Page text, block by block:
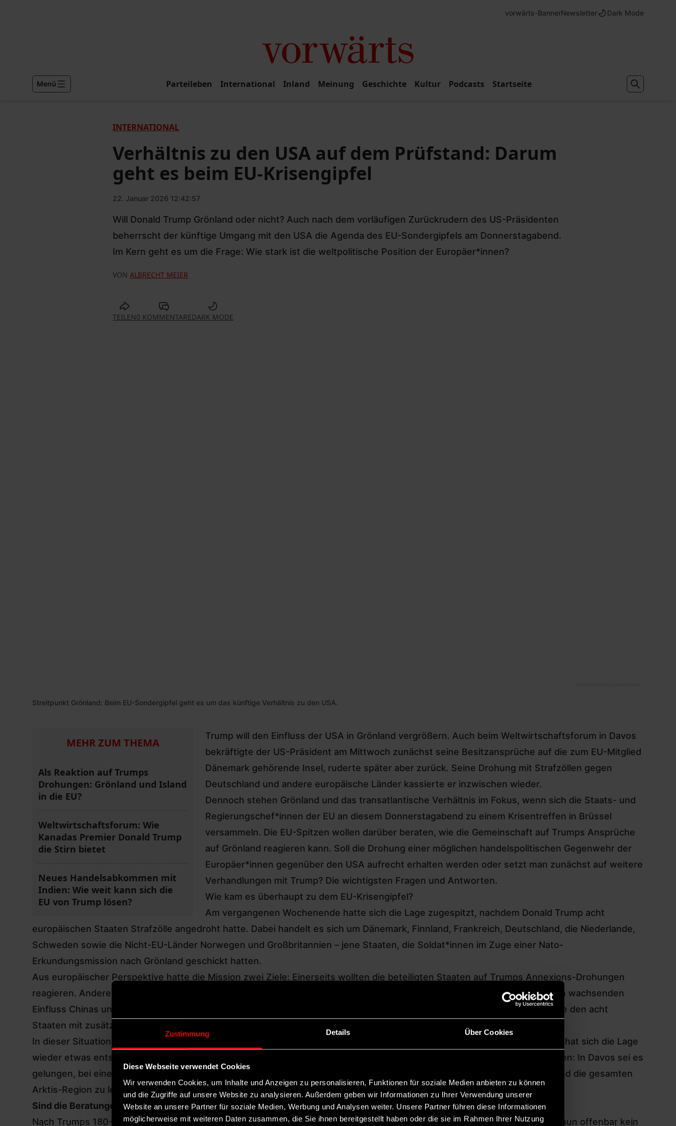
Zustimmung Details Über Cookies
Diese Webseite verwendet Cookies
Wir verwenden Cookies, um Inhalte und Anzeigen zu personalisieren, Funktionen für soziale Medien anbieten zu können
und die Zugriffe auf unsere Website zu analysieren. Außerdem geben wir Informationen zu Ihrer Verwendung unserer
Website an unsere Partner für soziale Medien, Werbung und Analysen weiter. Unsere Partner führen diese Informationen
möglicherweise mit weiteren Daten zusammen, die Sie ihnen bereitgestellt haben oder die sie im Rahmen Ihrer Nutzung
vorwärts-BannerNewsletter Dark Mode
Menü Parteileben International Inland Meinung Geschichte Kultur Podcasts Startseite
INTERNATIONAL
Verhältnis zu den USA auf dem Prüfstand: Darum
geht es beim EU-Krisengipfel
22. Januar 2026 12:42:57
Will Donald Trump Grönland oder nicht? Auch nach dem vorläufigen Zurückrudern des US-Präsidenten
beherrscht der künftige Umgang mit den USA die Agenda des EU-Sondergipfels am Donnerstagabend.
Im Kern geht es um die Frage: Wie stark ist die weltpolitische Position der Europäer*innen?
VON ALBRECHT MEIER
TEILEN0 KOMMENTAREDARK MODE
Streitpunkt Grönland: Beim EU-Sondergipfel geht es um das künftige Verhältnis zu den USA.
MEHR ZUM THEMA
Als Reaktion auf Trumps
Drohungen: Grönland und Island
in die EU?
Weltwirtschaftsforum: Wie
Kanadas Premier Donald Trump
die Stirn bietet
Neues Handelsabkommen mit
Indien: Wie weit kann sich die
EU von Trump lösen?
Trump will den Einfluss der USA in Grönland vergrößern. Auch beim Weltwirtschaftsforum in Davos
bekräftigte der US-Präsident am Mittwoch zunächst seine Besitzansprüche auf die zum EU-Mitglied
Dänemark gehörende Insel, ruderte später aber zurück. Seine Drohung mit Strafzöllen gegen
Deutschland und andere europäische Länder kassierte er inzwischen wieder.
Dennoch stehen Grönland und das transatlantische Verhältnis im Fokus, wenn sich die Staats- und
Regierungschef*innen der EU an diesem Donnerstagabend zu einem Krisentreffen in Brüssel
versammeln. Die EU-Spitzen wollen darüber beraten, wie die Gemeinschaft auf Trumps Ansprüche
auf Grönland reagieren kann. Soll die Drohung einer möglichen handelspolitischen Gegenwehr der
Europäer*innen gegenüber den USA aufrecht erhalten werden oder setzt man zunächst auf weitere
Verhandlungen mit Trump? Die wichtigsten Fragen und Antworten.
Wie kam es überhaupt zu dem EU-Krisengipfel?
Am vergangenen Wochenende hatte sich die Lage zugespitzt, nachdem Donald Trump acht
europäischen Staaten Strafzölle angedroht hatte. Dabei handelt es sich um Dänemark, Finnland, Frankreich, Deutschland, die Niederlande,
Schweden sowie die Nicht-EU-Länder Norwegen und Großbritannien – jene Staaten, die Soldat*innen im Zuge einer Nato-
Erkundungsmission nach Grönland geschickt hatten.
Aus europäischer Perspektive hatte die Mission zwei Ziele: Einerseits wollten die beteiligten Staaten auf Trumps Annexions-Drohungen
reagieren. Andererseits wollten sie dem US-Präsidenten signalisieren, dass sie die von ihm geäußerten Sorgen über einen wachsenden
Einfluss Chinas und Russlands in der Arktis ernst nehmen. Das Signal kam aber im Weißen Haus schlecht an: Trump drohte den acht
Staaten mit zusätzlichen Zöllen von zehn Prozent ab dem 1. Februar und 25 Prozent zum 1. Juni.
In dieser Situation berief EU-Ratspräsident António Costa für diesen Donnerstagabend einen Krisengipfel ein. Inzwischen hat sich die Lage
wieder etwas entspannt, nachdem Trump seine Zoll-Drohung wieder vom Tisch nahm. Die Begründung des US-Präsidenten: In Davos sei es
gelungen, bei einem Treffen mit Nato-Generalsekretär Mark Rutte den Grundstein für eine Vereinbarung über Grönland und die gesamten
Arktis-Region zu legen.
Sind die Beratungen über Reaktionen auf Trumps Zölle damit beim Gipfel jetzt wieder vom Tisch?
Nach Trumps 180-Grad-Wende bei seinen angedrohten Zöllen sind beim Gipfel mögliche europäische Gegenmaßnahmen nun offenbar kein